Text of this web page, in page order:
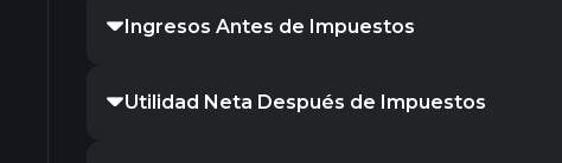
Ingresos Antes de Impuestos
Utilidad Neta Después de Impuestos